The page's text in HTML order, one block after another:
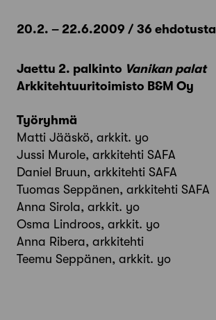
20.2. – 22.6.2009 / 36 ehdotusta
Jaettu 2. palkinto Vanikan palat
Arkkitehtuuritoimisto B&M Oy
Työryhmä
Matti Jääskö, arkkit. yo
Jussi Murole, arkkitehti SAFA
Daniel Bruun, arkkitehti SAFA
Tuomas Seppänen, arkkitehti SAFA
Anna Sirola, arkkit. yo
Osma Lindroos, arkkit. yo
Anna Ribera, arkkitehti
Teemu Seppänen, arkkit. yo